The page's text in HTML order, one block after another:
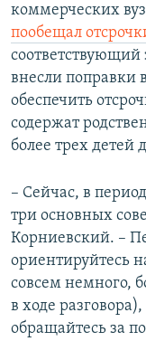
коммерческих
пообещал
соответствующий
внесли поправки
обеспечить
содержат
более трех детей
– Сейчас, в
три основных
Корниевский. –
ориентируйтесь
совсем немного,
в ходе
обращайтесь за